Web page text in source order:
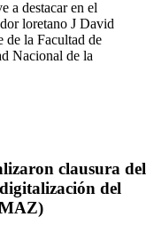
a destacar en el
loretano J David
de la Facultad de
Nacional de la
clausura del
del